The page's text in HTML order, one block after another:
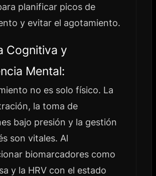
planificar picos de
y evitar el agotamiento.
Cognitiva y
Mental:
no es solo físico. La
la toma de
bajo presión y la gestión
son vitales. Al
biomarcadores como
y la HRV con el estado